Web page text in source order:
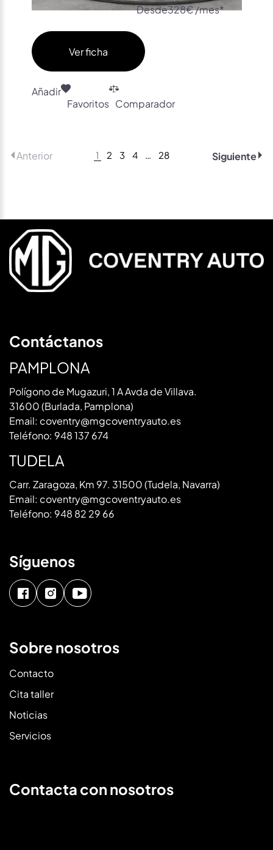
Desde328€ /mes*
Ver ficha
Añadir
Favoritos Comparador
Anterior 1 2 3 4 … 28 Siguiente
Contáctanos
PAMPLONA
Polígono de Mugazuri, 1 A Avda de Villava.
31600 (Burlada, Pamplona)
Email: coventry@mgcoventryauto.es
Teléfono: 948 137 674
TUDELA
Carr. Zaragoza, Km 97. 31500 (Tudela, Navarra)
Email: coventry@mgcoventryauto.es
Teléfono: 948 82 29 66
Síguenos
Sobre nosotros
Contacto
Cita taller
Noticias
Servicios
Contacta con nosotros